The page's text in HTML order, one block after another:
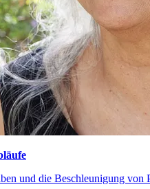
und die Beschleunigung von